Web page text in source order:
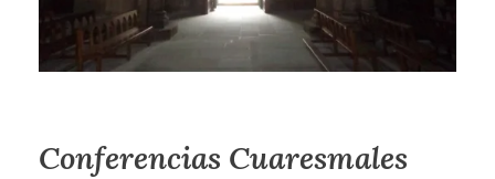
Conferencias Cuaresmales